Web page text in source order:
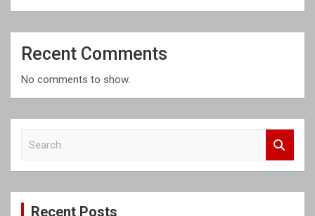
Recent Comments
No comments to show.
c
Recent Posts